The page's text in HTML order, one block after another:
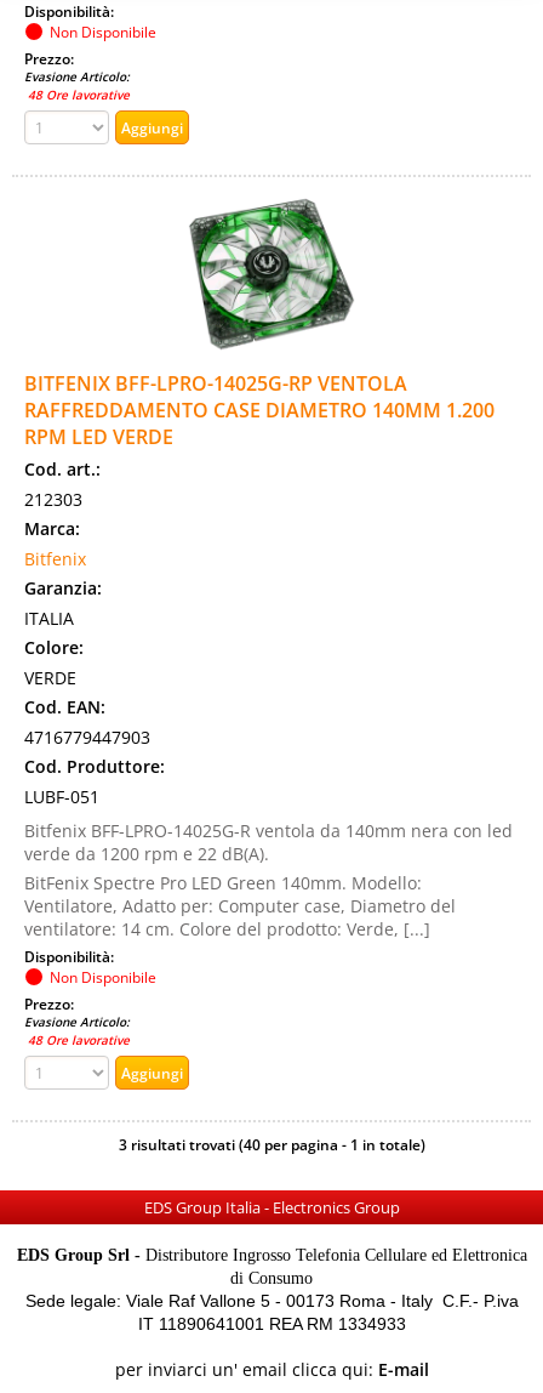
Disponibilità:
Non Disponibile
Prezzo:
Evasione Articolo:
48 Ore lavorative
BITFENIX BFF-LPRO-14025G-RP VENTOLA
RAFFREDDAMENTO CASE DIAMETRO 140MM 1.200
RPM LED VERDE
Cod. art.:
212303
Marca:
Bitfenix
Garanzia:
ITALIA
Colore:
VERDE
Cod. EAN:
4716779447903
Cod. Produttore:
LUBF-051
Bitfenix BFF-LPRO-14025G-R ventola da 140mm nera con led
verde da 1200 rpm e 22 dB(A).
BitFenix Spectre Pro LED Green 140mm. Modello:
Ventilatore, Adatto per: Computer case, Diametro del
ventilatore: 14 cm. Colore del prodotto: Verde, [...]
Disponibilità:
Non Disponibile
Prezzo:
Evasione Articolo:
48 Ore lavorative
3 risultati trovati (40 per pagina - 1 in totale)
EDS Group Italia - Electronics Group
EDS Group Srl -Distributore Ingrosso Telefonia Cellulare ed Elettronica
di Consumo
Sede legale: Viale Raf Vallone 5 - 00173 Roma - Italy C.F.- P.iva
IT 11890641001 REA RM 1334933
per inviarci un' email clicca qui: E-mail